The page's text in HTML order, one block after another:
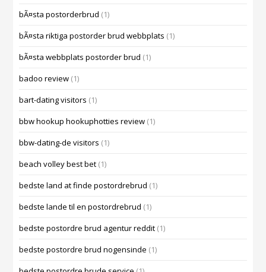
bÃ¤sta postorderbrud (1)
bÃ¤sta riktiga postorder brud webbplats (1)
bÃ¤sta webbplats postorder brud (1)
badoo review (1)
bart-dating visitors (1)
bbw hookup hookuphotties review (1)
bbw-dating-de visitors (1)
beach volley best bet (1)
bedste land at finde postordrebrud (1)
bedste lande til en postordrebrud (1)
bedste postordre brud agentur reddit (1)
bedste postordre brud nogensinde (1)